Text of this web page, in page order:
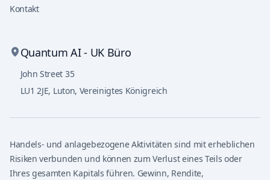
Kontakt
Quantum AI - UK Büro
John Street 35
LU1 2JE, Luton, Vereinigtes Königreich
Handels- und anlagebezogene Aktivitäten sind mit erheblichen
Risiken verbunden und können zum Verlust eines Teils oder
Ihres gesamten Kapitals führen. Gewinn, Rendite,